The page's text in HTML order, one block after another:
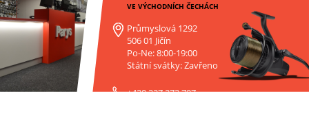
VE VÝCHODNÍCH ČECHÁCH
Průmyslová 1292
506 01 Jičín
Po-Ne: 8:00-19:00
Státní svátky: Zavřeno
+420 227 272 797